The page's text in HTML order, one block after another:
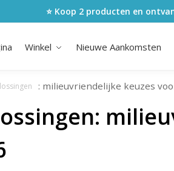
⭐ Koop 2 producten en
Winkel Nieuwe Aankomsten
: milieuvriendelijke keuzes